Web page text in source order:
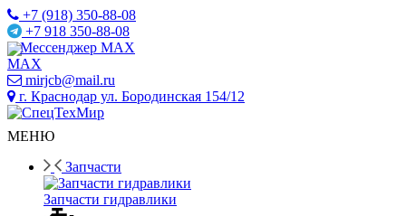
+7 (918) 350-88-08
+7 918 350-88-08
Мессенджер MAX
mirjcb@mail.ru
г. Краснодар ул. Бородинская 154/12
МЕНЮ
Запчасти
Запчасти гидравлики